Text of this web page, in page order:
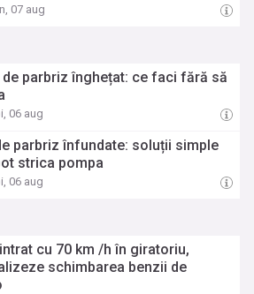
07 aug
parbriz înghețat: ce faci fără să
06 aug
parbriz înfundate: soluții simple
strica pompa
06 aug
cu 70 km /h în giratoriu,
schimbarea benzii de